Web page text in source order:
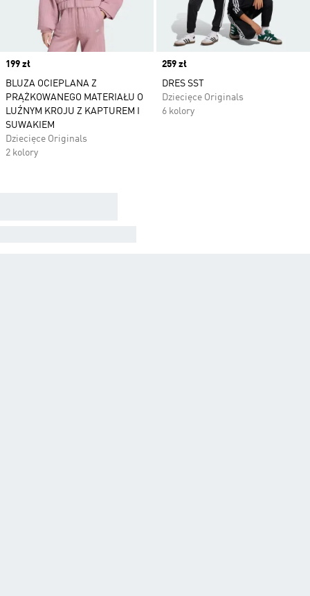
Price
199 zł
BLUZA OCIEPLANA Z
PRĄŻKOWANEGO MATERIAŁU O
LUŹNYM KROJU Z KAPTUREM I
SUWAKIEM
Dziecięce Originals
2 kolory
Price
259 zł
DRES SST
Dziecięce Originals
6 kolory